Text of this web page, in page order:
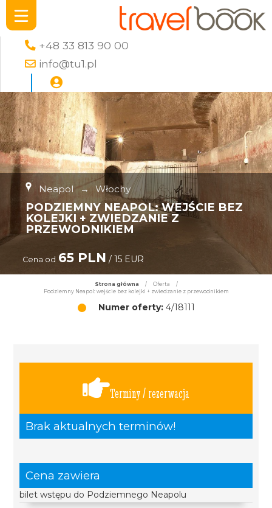
+48 33 813 90 00
info@tu1.pl
Neapol → Włochy
PODZIEMNY NEAPOL: WEJŚCIE BEZ
KOLEJKI + ZWIEDZANIE Z
PRZEWODNIKIEM
Cena od 65 PLN / 15 EUR
Strona główna / Oferta
/
Podziemny Neapol: wejście bez kolejki + zwiedzanie z przewodnikiem
Numer oferty:4/18111
Terminy / rezerwacja
Brak aktualnych terminów!
Cena zawiera
bilet wstępu do Podziemnego Neapolu